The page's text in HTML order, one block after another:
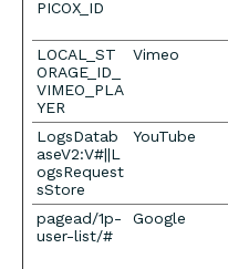
PICOX_ID
LOCAL_ST
ORAGE_ID_
VIMEO_PLA
YER
Vimeo
LogsDatab
aseV2:V#||L
ogsRequest
sStore
YouTube
pagead/1p-
user-list/#
Google